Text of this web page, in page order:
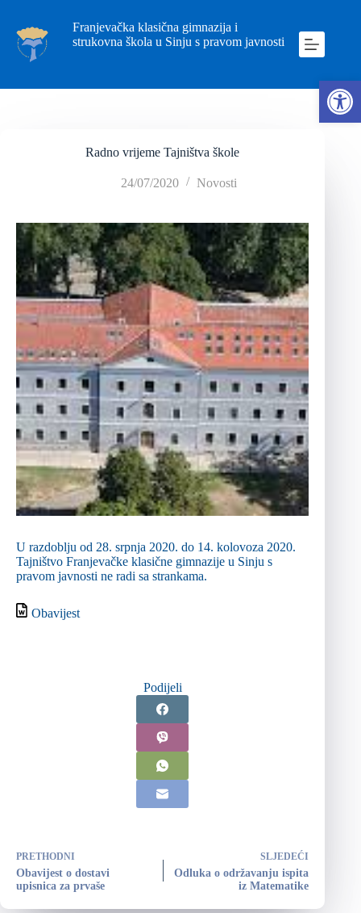
Franjevačka klasična gimnazija i
strukovna škola u Sinju s pravom javnosti
Radno vrijeme Tajništva škole
24/07/2020 Novosti
U razdoblju od 28. srpnja 2020. do 14. kolovoza 2020.
Tajništvo Franjevačke klasične gimnazije u Sinju s
pravom javnosti ne radi sa strankama.
Obavijest
Podijeli
PRETHODNI
Obavijest o dostavi
upisnica za prvaše
SLJEDEĆI
Odluka o održavanju ispita
iz Matematike